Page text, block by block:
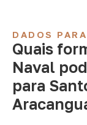
DADOS
Quais
Naval
para